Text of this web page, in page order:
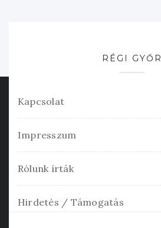
RÉGI GYŐR
Kapcsolat
Impresszum
Rólunk írták
Hirdetés / Támogatás